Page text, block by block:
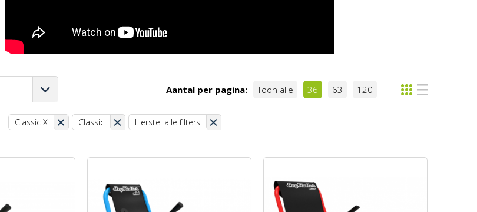
Aantal per pagina: Toon alle 36 63 120
Classic X Classic Herstel alle filters